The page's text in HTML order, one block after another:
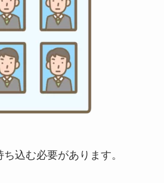
込む必要があります。